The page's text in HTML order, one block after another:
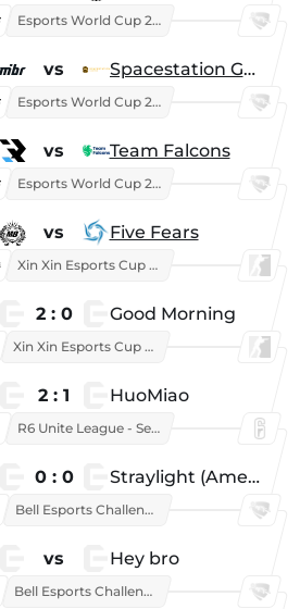
Esports World Cup 2026
vs Spacestation Gaming
Esports World Cup 2026
vs Team Falcons
Esports World Cup 2026
vs Five Fears
Xin Xin Esports Cup 2025
2 : 0 Good Morning
Xin Xin Esports Cup 2026
2 : 1 HuoMiao
R6 Unite League - Season 1
0 : 0 Straylight (American team)
Bell Esports Challenge 2026
vs Hey bro
Bell Esports Challenge 2026